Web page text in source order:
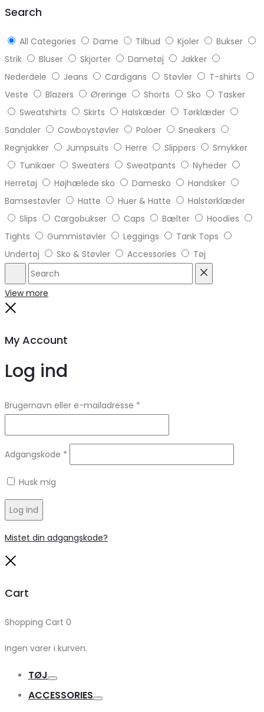
Search
All Categories Dame Tilbud Kjoler
Bukser
Strik
Bluser Skjorter Dametøj
Jakker
Nederdele
Jeans Cardigans Støvler
T-shirts
Veste
Blazers Øreringe Shorts Sko
Tasker
Sweatshirts
Skirts Halskæder
Tørklæder
Sandaler
Cowboystøvler Poloer
Sneakers
Regnjakker
Jumpsuits Herre Slippers
Smykker
Tunikaer
Sweaters Sweatpants
Nyheder
Herretøj
Højhælede sko Damesko
Handsker
Bamsestøvler
Hatte Huer & Hatte
Halstørklæder
Slips
Cargobukser Caps Bælter
Hoodies
Tights
Gummistøvler Leggings
Tank Tops
Undertøj
Sko & Støvler Accessories Tøj
Search
View more
My Account
Log ind
Brugernavn eller e-mailadresse *
Adgangskode *
Husk mig
Log ind
Mistet din adgangskode?
Cart
Shopping Cart 0
Ingen varer i kurven.
TØJ
ACCESSORIES